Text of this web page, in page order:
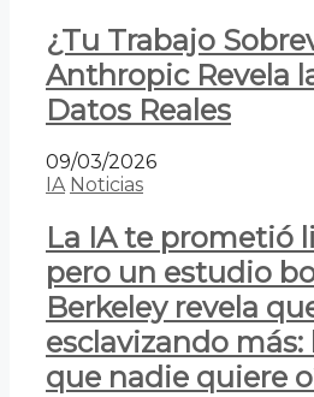
¿Tu Trabajo
Anthropic Revela
Datos Reales
09/03/2026
IA Noticias
La IA te prometió
pero un estudio
Berkeley revela
esclavizando más:
que nadie quiere